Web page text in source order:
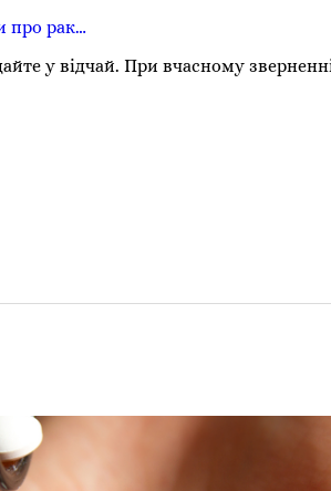
про рак…
у відчай. При вчасному